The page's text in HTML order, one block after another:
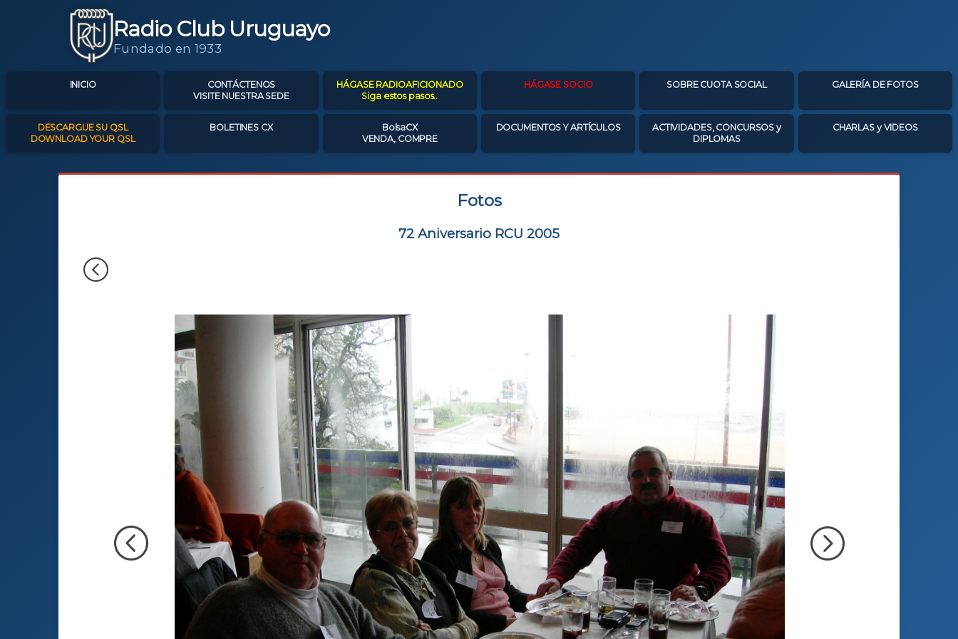
Radio Club Uruguayo
Fundado en 1933
INICIO
CONTÁCTENOS
VISITE NUESTRA SEDE
HÁGASE RADIOAFICIONADO
Siga estos pasos..
HÁGASE SOCIO SOBRE CUOTA SOCIAL GALERÍA DE FOTOS
DESCARGUE SU QSL
DOWNLOAD YOUR QSL
BOLETINES CX
BolsaCX
VENDA, COMPRE
DOCUMENTOS Y ARTÍCULOS
ACTIVIDADES, CONCURSOS y
DIPLOMAS
CHARLAS y VIDEOS
Fotos
72 Aniversario RCU 2005